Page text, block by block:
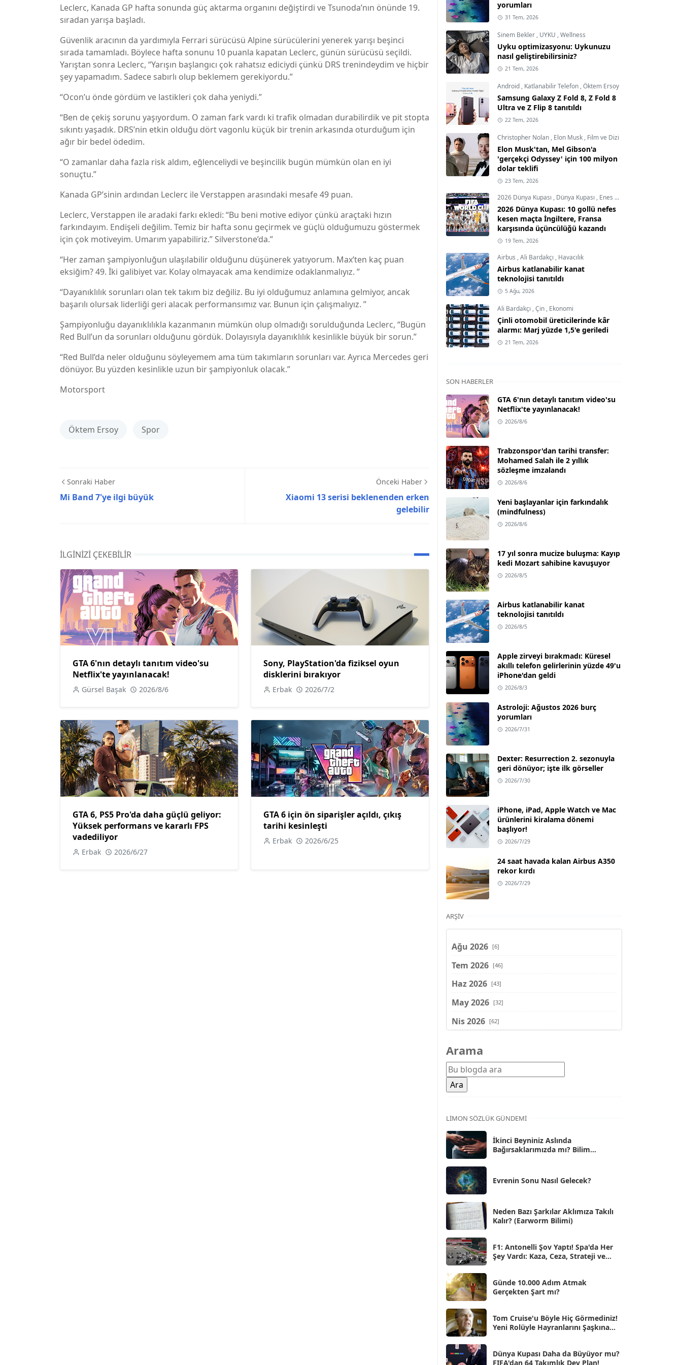
Leclerc, Kanada GP hafta sonunda güç aktarma organını değiştirdi ve Tsunoda’nın önünde 19.
sıradan yarışa başladı.
Güvenlik aracının da yardımıyla Ferrari sürücüsü Alpine sürücülerini yenerek yarışı beşinci
sırada tamamladı. Böylece hafta sonunu 10 puanla kapatan Leclerc, günün sürücüsü seçildi.
Yarıştan sonra Leclerc, “Yarışın başlangıcı çok rahatsız ediciydi çünkü DRS trenindeydim ve hiçbir
şey yapamadım. Sadece sabırlı olup beklemem gerekiyordu.”
“Ocon’u önde gördüm ve lastikleri çok daha yeniydi.”
“Ben de çekiş sorunu yaşıyordum. O zaman fark vardı ki trafik olmadan durabilirdik ve pit stopta
sıkıntı yaşadık. DRS’nin etkin olduğu dört vagonlu küçük bir trenin arkasında oturduğum için
ağır bir bedel ödedim.
“O zamanlar daha fazla risk aldım, eğlenceliydi ve beşincilik bugün mümkün olan en iyi
sonuçtu.”
Kanada GP’sinin ardından Leclerc ile Verstappen arasındaki mesafe 49 puan.
Leclerc, Verstappen ile aradaki farkı ekledi: “Bu beni motive ediyor çünkü araçtaki hızın
farkındayım. Endişeli değilim. Temiz bir hafta sonu geçirmek ve güçlü olduğumuzu göstermek
için çok motiveyim. Umarım yapabiliriz.” Silverstone’da.”
“Her zaman şampiyonluğun ulaşılabilir olduğunu düşünerek yatıyorum. Max’ten kaç puan
eksiğim? 49. İki galibiyet var. Kolay olmayacak ama kendimize odaklanmalıyız. ”
“Dayanıklılık sorunları olan tek takım biz değiliz. Bu iyi olduğumuz anlamına gelmiyor, ancak
başarılı olursak liderliği geri alacak performansımız var. Bunun için çalışmalıyız. ”
Şampiyonluğu dayanıklılıkla kazanmanın mümkün olup olmadığı sorulduğunda Leclerc, “Bugün
Red Bull’un da sorunları olduğunu gördük. Dolayısıyla dayanıklılık kesinlikle büyük bir sorun.”
“Red Bull’da neler olduğunu söyleyemem ama tüm takımların sorunları var. Ayrıca Mercedes geri
dönüyor. Bu yüzden kesinlikle uzun bir şampiyonluk olacak.”
Motorsport
Öktem Ersoy Spor
Sonraki Haber
Mi Band 7'ye ilgi büyük
Önceki Haber
Xiaomi 13 serisi beklenenden erken
gelebilir
İLGINIZI ÇEKEBILIR
GTA 6'nın detaylı tanıtım video'su
Netflix'te yayınlanacak!
Gürsel Başak 2026/8/6
Sony, PlayStation'da fiziksel oyun
disklerini bırakıyor
Erbak 2026/7/2
GTA 6, PS5 Pro'da daha güçlü geliyor:
Yüksek performans ve kararlı FPS
vadediliyor
Erbak 2026/6/27
GTA 6 için ön siparişler açıldı, çıkış
tarihi kesinleşti
Erbak 2026/6/25
yorumları
31 Tem, 2026
Sinem Bekler , UYKU ,Wellness
Uyku optimizasyonu: Uykunuzu
nasıl geliştirebilirsiniz?
21 Tem, 2026
Android , Katlanabilir Telefon ,Öktem Ersoy
Samsung Galaxy Z Fold 8, Z Fold 8
Ultra ve Z Flip 8 tanıtıldı
22 Tem, 2026
Christopher Nolan , Elon Musk , Film ve Dizi
Elon Musk'tan, Mel Gibson'a
'gerçekçi Odyssey' için 100 milyon
dolar teklifi
23 Tem, 2026
2026 Dünya Kupası , Dünya Kupası , Enes Demircioğlu
2026 Dünya Kupası: 10 gollü nefes
kesen maçta İngiltere, Fransa
karşısında üçüncülüğü kazandı
19 Tem, 2026
Airbus ,Ali Bardakçı , Havacılık
Airbus katlanabilir kanat
teknolojisi tanıtıldı
5 Ağu, 2026
Ali Bardakçı ,Çin , Ekonomi
Çinli otomobil üreticilerinde kâr
alarmı: Marj yüzde 1,5'e geriledi
21 Tem, 2026
SON HABERLER
GTA 6'nın detaylı tanıtım video'su
Netflix'te yayınlanacak!
2026/8/6
Trabzonspor'dan tarihi transfer:
Mohamed Salah ile 2 yıllık
sözleşme imzalandı
2026/8/6
Yeni başlayanlar için farkındalık
(mindfulness)
2026/8/6
17 yıl sonra mucize buluşma: Kayıp
kedi Mozart sahibine kavuşuyor
2026/8/5
Airbus katlanabilir kanat
teknolojisi tanıtıldı
2026/8/5
Apple zirveyi bırakmadı: Küresel
akıllı telefon gelirlerinin yüzde 49'u
iPhone'dan geldi
2026/8/3
Astroloji: Ağustos 2026 burç
yorumları
2026/7/31
Dexter: Resurrection 2. sezonuyla
geri dönüyor; işte ilk görseller
2026/7/30
iPhone, iPad, Apple Watch ve Mac
ürünlerini kiralama dönemi
başlıyor!
2026/7/29
24 saat havada kalan Airbus A350
rekor kırdı
2026/7/29
ARŞIV
Ağu 2026 [6]
Tem 2026 [46]
Haz 2026 [43]
May 2026 [32]
Nis 2026 [62]
Şub 2026
Oca 2026 [72]
Ara 2025
Kas 2025
Eki 2025
Eyl 2025 [56]
Ağu 2025
Tem 2025
Haz 2025
May 2025 [54]
Nis 2025 [56]
Mar 2025 [50]
Şub 2025 [57]
Oca 2025
Ara 2024 [25]
Kas 2024
Eki 2024 [46]
Arama
LIMON SÖZLÜK GÜNDEMI
İkinci Beyniniz Aslında
Bağırsaklarımızda mı? Bilim
Evrenin Sonu Nasıl Gelecek?
Neden Bazı Şarkılar Aklımıza Takılı
Kalır? (Earworm Bilimi)
F1: Antonelli Şov Yaptı! Spa'da Her
Şey Vardı: Kaza, Ceza, Strateji ve
Günde 10.000 Adım Atmak
Gerçekten Şart mı?
Tom Cruise'u Böyle Hiç Görmediniz!
Yeni Rolüyle Hayranlarını Şaşkına
Dünya Kupası Daha da Büyüyor mu?
FIFA'dan 64 Takımlık Dev Plan!